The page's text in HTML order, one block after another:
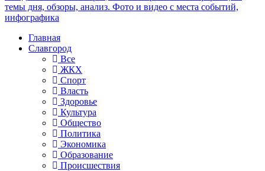
темы дня, обзоры, анализ. Фото и видео с места событий,
инфографика
Главная
Славгород
Все
ЖКХ
Спорт
Власть
Здоровье
Культура
Общество
Политика
Экономика
Образование
Происшествия